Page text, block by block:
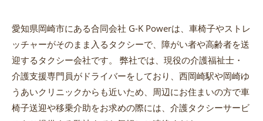
愛知県岡崎市にある合同会社 G-K Powerは、車椅子やストレ
ッチャーがそのまま入るタクシーで、障がい者や高齢者を送
迎するタクシー会社です。 弊社では、現役の介護福祉士・
介護支援専門員がドライバーをしており、西岡崎駅や岡崎ゆ
うあいクリニックからも近いため、周辺にお住まいの方で車
椅子送迎や移乗介助をお求めの際には、介護タクシーサービ